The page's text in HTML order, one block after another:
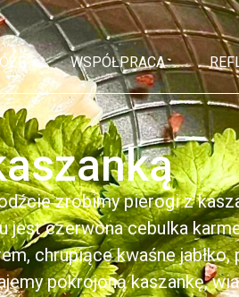
WSPÓŁPRACA
zrobimy pierogi z
jest czerwona cebulka
chrupiące kwaśne jabłko,
pokrojoną kaszankę,